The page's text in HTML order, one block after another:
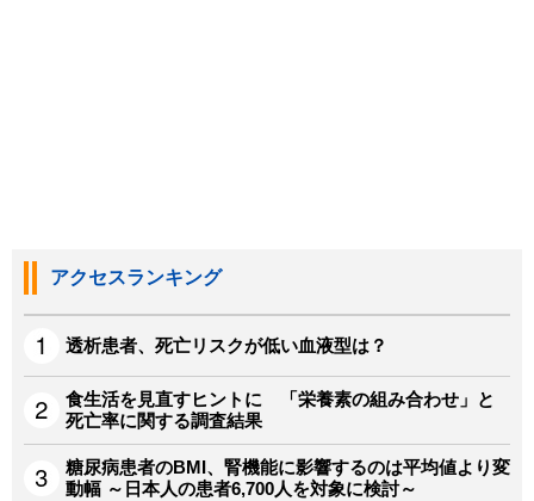
アクセスランキング
透析患者、死亡リスクが低い血液型は？
食生活を見直すヒントに 「栄養素の組み合わせ」と
死亡率に関する調査結果
糖尿病患者のBMI、腎機能に影響するのは平均値より変
動幅 ～日本人の患者6,700人を対象に検討～